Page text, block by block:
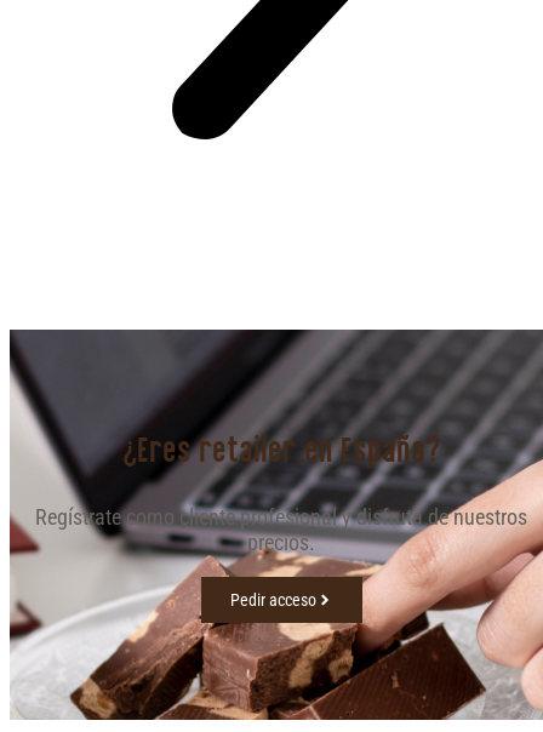
¿Eres retailer en España?
Regístrate como cliente profesional y disfruta de nuestros
precios.
Pedir acceso